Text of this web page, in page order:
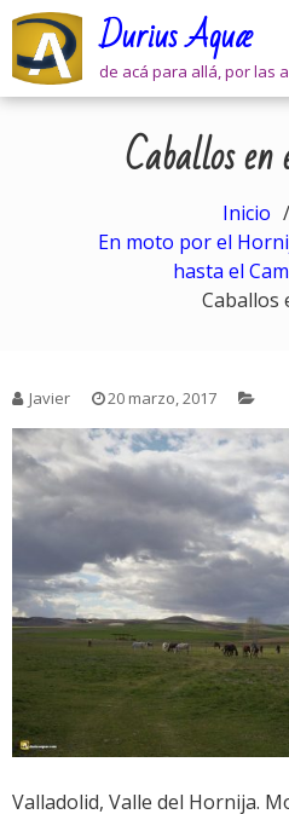
Skip
content
Durius Aquæ
de acá para allá, por las
Caballos
Inicio
En moto por el
hasta el
Caballos
Javier 20 marzo, 2017
Valladolid, Valle del Hornija.